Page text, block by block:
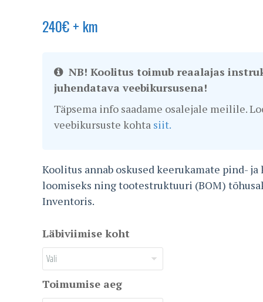
240€+ km
NB! Koolitus toimub reaalajas
juhendatava veebikursusena!
Täpsema info saadame osalejale meilile.
veebikursuste kohta siit.
Koolitus annab oskused keerukamate pind-
loomiseks ning tootestruktuuri (BOM)
Inventoris.
Läbiviimise koht
Toimumise aeg